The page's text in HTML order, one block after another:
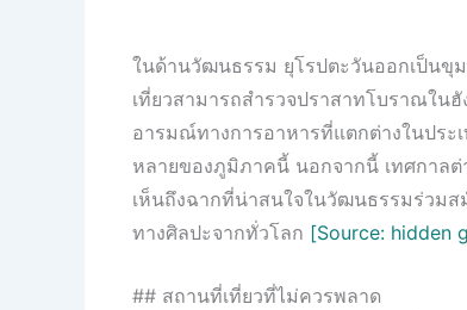
ในด้านวัฒนธรรม ยุโรปตะวันออกเป็นขุ
เที่ยวสามารถสำรวจปราสาทโบราณใน
อารมณ์ทางการอาหารที่แตกต่างในประ
หลายของภูมิภาคนี้ นอกจากนี้ เทศกาลต่
เห็นถึงฉากที่น่าสนใจในวัฒนธรรมร่วมส
ทางศิลปะจากทั่วโลก [Source: hidden
## สถานที่เที่ยวที่ไม่ควรพลาด